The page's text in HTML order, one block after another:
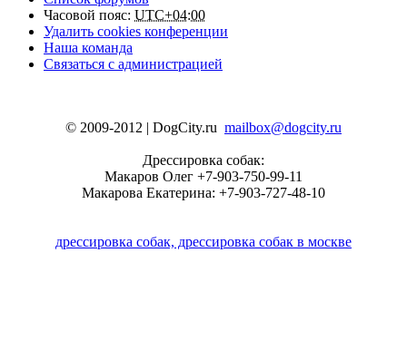
Часовой пояс: UTC+04:00
Удалить cookies конференции
Наша команда
Связаться с администрацией
© 2009-2012 | DogCity.ru mailbox@dogcity.ru
Дрессировка собак:
Макаров Олег +7-903-750-99-11
Макарова Екатерина: +7-903-727-48-10
дрессировка собак, дрессировка собак в москве